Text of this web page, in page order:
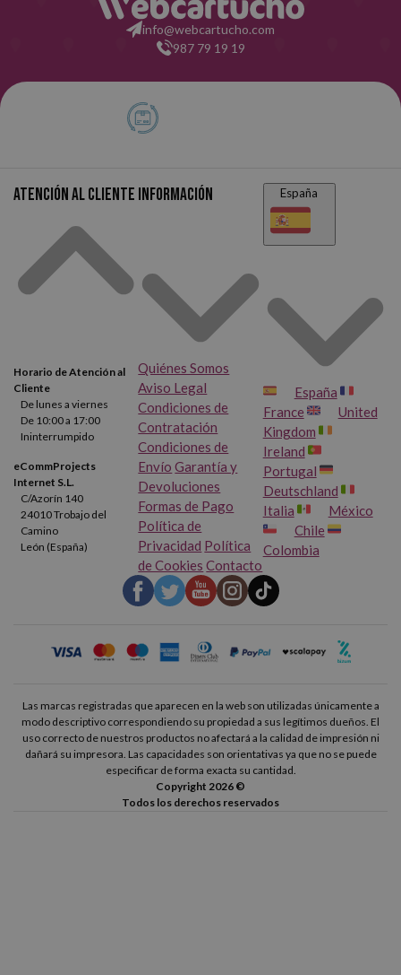
info@webcartucho.com
987 79 19 19
Atención al cliente
Horario de Atención al
Cliente
De lunes a viernes
De 10:00 a 17:00
Ininterrumpido
eCommProjects
Internet S.L.
C/Azorín 140
24010 Trobajo del
Camino
León (España)
Información
Quiénes Somos
Aviso Legal
Condiciones de
Contratación
Condiciones de
Envío Garantía y
Devoluciones
Formas de Pago
Política de
Privacidad Política
de Cookies Contacto
España
España
France
United
Kingdom
Ireland
Portugal
Deutschland
Italia
México
Chile
Colombia
Las marcas registradas que aparecen en la web son utilizadas únicamente a
modo descriptivo correspondiendo su propiedad a sus legítimos dueños. El
uso correcto de nuestros productos no afectará a la calidad de impresión ni
dañará su impresora. Las capacidades son orientativas ya que no se puede
especificar de forma exacta su cantidad.
Copyright 2026 ©
Todos los derechos reservados